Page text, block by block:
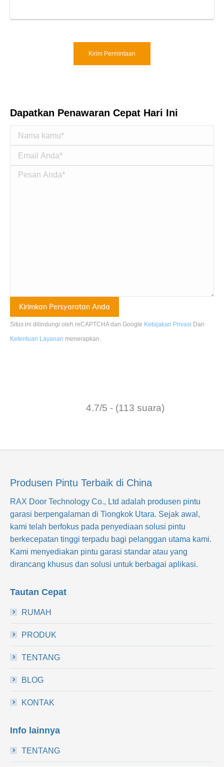
Kirim Permintaan
Dapatkan Penawaran Cepat Hari Ini
Situs ini dilindungi oleh reCAPTCHA dan Google Kebijakan Privasi Dan
Ketentuan Layanan menerapkan.
4.7/5 - (113 suara)
Produsen Pintu Terbaik di China
RAX Door Technology Co., Ltd adalah produsen pintu
garasi berpengalaman di Tiongkok Utara. Sejak awal,
kami telah berfokus pada penyediaan solusi pintu
berkecepatan tinggi terpadu bagi pelanggan utama kami.
Kami menyediakan pintu garasi standar atau yang
dirancang khusus dan solusi untuk berbagai aplikasi.
Tautan Cepat
RUMAH
PRODUK
TENTANG
BLOG
KONTAK
Info lainnya
TENTANG